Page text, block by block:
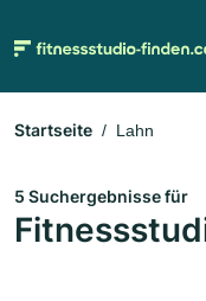
Startseite Lahn
5 Suchergebnisse für